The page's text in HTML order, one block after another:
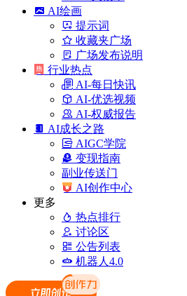
AI绘画
提示词
收藏夹广场
广场发布说明
行业热点
AI-每日快讯
AI-优选视频
AI-权威报告
AI成长之路
AIGC学院
变现指南
副业传送门
AI创作中心
更多
热点排行
讨论区
公告列表
机器人4.0